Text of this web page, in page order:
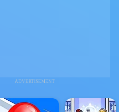
ADVERTISEMENT